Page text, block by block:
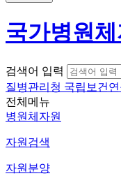
국가병원
검색어 입력
질병관리청 국립보건연
전체메뉴
병원체자원
자원검색
자원분양